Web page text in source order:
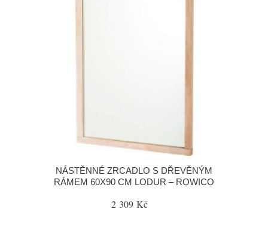
NÁSTĚNNÉ ZRCADLO S DŘEVĚNÝM
RÁMEM 60X90 CM LODUR – ROWICO
2 309 Kč